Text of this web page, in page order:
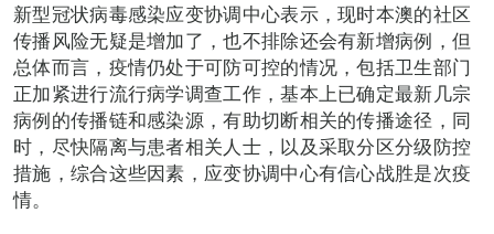
新型冠状病毒感染应变协调中心表示，现时本澳的社区
传播风险无疑是增加了，也不排除还会有新增病例，但
总体而言，疫情仍处于可防可控的情况，包括卫生部门
正加紧进行流行病学调查工作，基本上已确定最新几宗
病例的传播链和感染源，有助切断相关的传播途径，同
时，尽快隔离与患者相关人士，以及采取分区分级防控
措施，综合这些因素，应变协调中心有信心战胜是次疫
情。